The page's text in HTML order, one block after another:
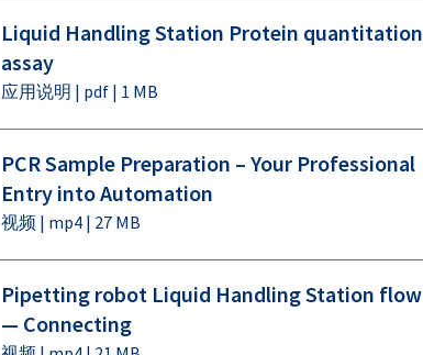
Liquid Handling Station Protein quantitation
assay
应用说明 | pdf | 1 MB
PCR Sample Preparation – Your Professional
Entry into Automation
视频 | mp4 | 27 MB
Pipetting robot Liquid Handling Station flow
— Connecting